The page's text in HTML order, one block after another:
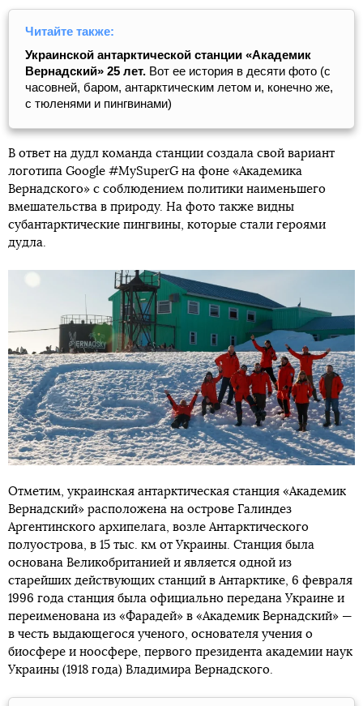
Читайте также:
Украинской антарктической станции «Академик
Вернадский» 25 лет. Вот ее история в десяти фото (с
часовней, баром, антарктическим летом и, конечно же,
с тюленями и пингвинами)
В ответ на дудл команда станции создала свой вариант
логотипа Google #MySuperG на фоне «Академика
Вернадского» с соблюдением политики наименьшего
вмешательства в природу. На фото также видны
субантарктические пингвины, которые стали героями
дудла.
Отметим, украинская антарктическая станция «Академик
Вернадский» расположена на острове Галиндез
Аргентинского архипелага, возле Антарктического
полуострова, в 15 тыс. км от Украины. Станция была
основана Великобританией и является одной из
старейших действующих станций в Антарктике, 6 февраля
1996 года станция была официально передана Украине и
переименована из «Фарадей» в «Академик Вернадский» —
в честь выдающегося ученого, основателя учения о
биосфере и ноосфере, первого президента академии наук
Украины (1918 года) Владимира Вернадского.